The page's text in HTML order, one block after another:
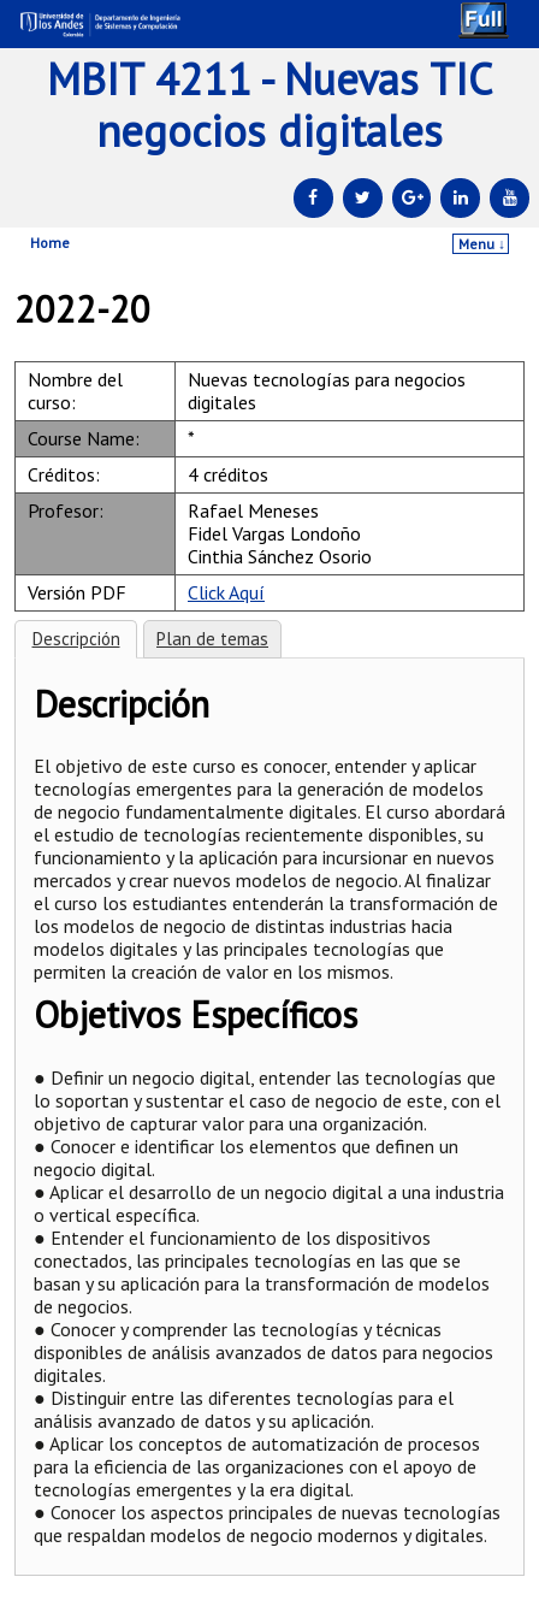
MBIT 4211 - Nuevas TIC
negocios digitales
Home
Menu ↓
2022-20
Nombre del
curso:
Nuevas tecnologías para negocios
digitales
Course Name:
*
Créditos:
4 créditos
Profesor:
Rafael Meneses
Fidel Vargas Londoño
Cinthia Sánchez Osorio
Versión PDF
Click Aquí
Descripción Plan de temas
Descripción
El objetivo de este curso es conocer, entender y aplicar
tecnologías emergentes para la generación de modelos
de negocio fundamentalmente digitales. El curso abordará
el estudio de tecnologías recientemente disponibles, su
funcionamiento y la aplicación para incursionar en nuevos
mercados y crear nuevos modelos de negocio. Al finalizar
el curso los estudiantes entenderán la transformación de
los modelos de negocio de distintas industrias hacia
modelos digitales y las principales tecnologías que
permiten la creación de valor en los mismos.
Objetivos Específicos
● Definir un negocio digital, entender las tecnologías que
lo soportan y sustentar el caso de negocio de este, con el
objetivo de capturar valor para una organización.
● Conocer e identificar los elementos que definen un
negocio digital.
● Aplicar el desarrollo de un negocio digital a una industria
o vertical específica.
● Entender el funcionamiento de los dispositivos
conectados, las principales tecnologías en las que se
basan y su aplicación para la transformación de modelos
de negocios.
● Conocer y comprender las tecnologías y técnicas
disponibles de análisis avanzados de datos para negocios
digitales.
● Distinguir entre las diferentes tecnologías para el
análisis avanzado de datos y su aplicación.
● Aplicar los conceptos de automatización de procesos
para la eficiencia de las organizaciones con el apoyo de
tecnologías emergentes y la era digital.
● Conocer los aspectos principales de nuevas tecnologías
que respaldan modelos de negocio modernos y digitales.